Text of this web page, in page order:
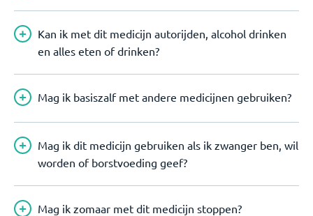
Kan ik met dit medicijn autorijden, alcohol drinken
en alles eten of drinken?
Mag ik basiszalf met andere medicijnen gebruiken?
Mag ik dit medicijn gebruiken als ik zwanger ben, wil
worden of borstvoeding geef?
Mag ik zomaar met dit medicijn stoppen?